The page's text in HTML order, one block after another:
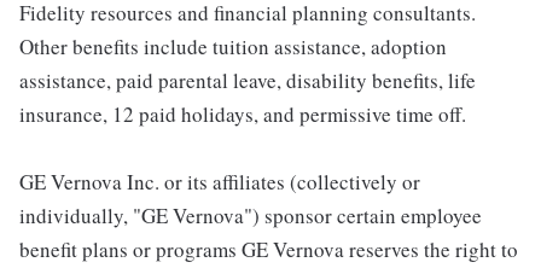
Fidelity resources and financial planning consultants.
Other benefits include tuition assistance, adoption
assistance, paid parental leave, disability benefits, life
insurance, 12 paid holidays, and permissive time off.
GE Vernova Inc. or its affiliates (collectively or
individually, "GE Vernova") sponsor certain employee
benefit plans or programs GE Vernova reserves the right to